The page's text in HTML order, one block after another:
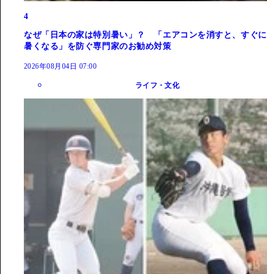
4
なぜ「日本の家は特別暑い」？ 「エアコンを消すと、すぐに
暑くなる」を防ぐ専門家のお勧め対策
2026年08月04日 07:00
ライフ・文化